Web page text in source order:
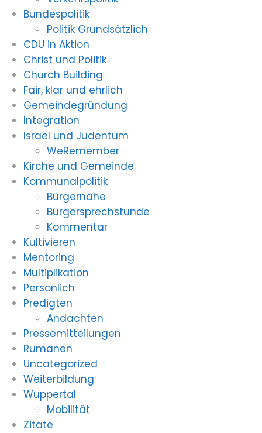
Bundespolitik
Politik Grundsätzlich
CDU in Aktion
Christ und Politik
Church Building
Fair, klar und ehrlich
Gemeindegründung
Integration
Israel und Judentum
WeRemember
Kirche und Gemeinde
Kommunalpolitik
Bürgernähe
Bürgersprechstunde
Kommentar
Kultivieren
Mentoring
Multiplikation
Persönlich
Predigten
Andachten
Pressemitteilungen
Rumänen
Uncategorized
Weiterbildung
Wuppertal
Mobilität
Zitate